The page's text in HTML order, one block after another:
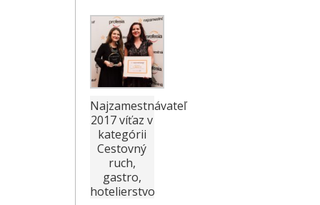
Najzamestnávateľ
2017 víťaz v
kategórii
Cestovný
ruch,
gastro,
hotelierstvo